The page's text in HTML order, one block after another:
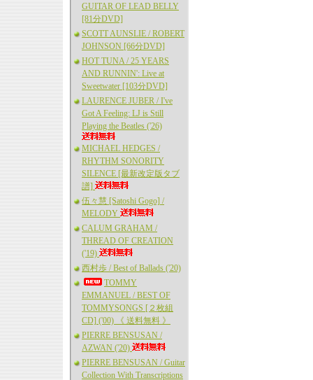
GUITAR OF LEAD BELLY
[81分DVD]
SCOTT AUNSLIE / ROBERT
JOHNSON [66分DVD]
HOT TUNA / 25 YEARS
AND RUNNIN': Live at
Sweetwater [103分DVD]
LAURENCE JUBER / I've
Got A Feeling: LJ is Still
Playing the Beatles ('26)
MICHAEL HEDGES /
RHYTHM SONORITY
SILENCE [最新改定版タブ
譜]
伍々慧 [Satoshi Gogo] /
MELODY
CALUM GRAHAM /
THREAD OF CREATION
('19)
西村歩 / Best of Ballads ('20)
TOMMY
EMMANUEL / BEST OF
TOMMYSONGS [２枚組
CD] ('00) 《 送料無料 》
PIERRE BENSUSAN /
AZWAN ('20)
PIERRE BENSUSAN / Guitar
Collection With Transcriptions